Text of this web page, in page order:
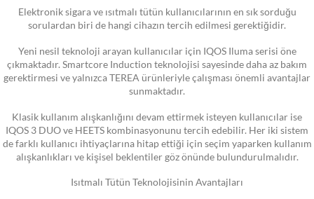
Elektronik sigara ve ısıtmalı tütün kullanıcılarının en sık sorduğu
sorulardan biri de hangi cihazın tercih edilmesi gerektiğidir.
Yeni nesil teknoloji arayan kullanıcılar için IQOS Iluma serisi öne
çıkmaktadır. Smartcore Induction teknolojisi sayesinde daha az bakım
gerektirmesi ve yalnızca TEREA ürünleriyle çalışması önemli avantajlar
sunmaktadır.
Klasik kullanım alışkanlığını devam ettirmek isteyen kullanıcılar ise
IQOS 3 DUO ve HEETS kombinasyonunu tercih edebilir. Her iki sistem
de farklı kullanıcı ihtiyaçlarına hitap ettiği için seçim yaparken kullanım
alışkanlıkları ve kişisel beklentiler göz önünde bulundurulmalıdır.
Isıtmalı Tütün Teknolojisinin Avantajları